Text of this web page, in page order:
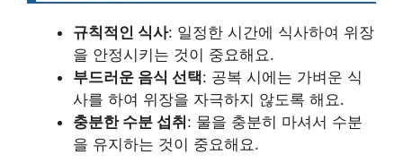
규칙적인 식사: 일정한 시간에 식사하여 위장
을 안정시키는 것이 중요해요.
부드러운 음식 선택: 공복 시에는 가벼운 식
사를 하여 위장을 자극하지 않도록 해요.
충분한 수분 섭취: 물을 충분히 마셔서 수분
을 유지하는 것이 중요해요.